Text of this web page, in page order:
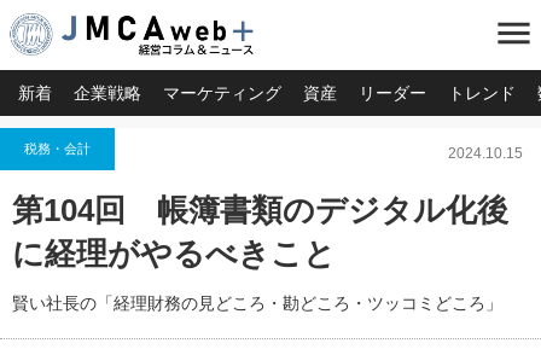
menu
新着 企業戦略 マーケティング 資産 リーダー トレンド
税務・会計 2024.10.15
第104回 帳簿書類のデジタル化後
に経理がやるべきこと
賢い社長の「経理財務の見どころ・勘どころ・ツッコミどころ」